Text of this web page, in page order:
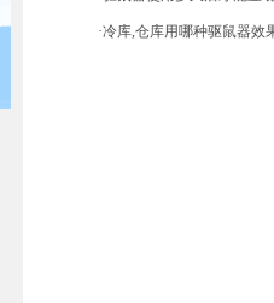
·冷库,仓库用哪种驱鼠器效